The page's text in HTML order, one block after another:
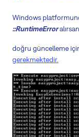
Windows
::RuntimeError
doğru güncelleme
gerekmektedir.